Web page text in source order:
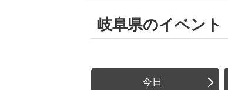
岐阜県のイベント
今日